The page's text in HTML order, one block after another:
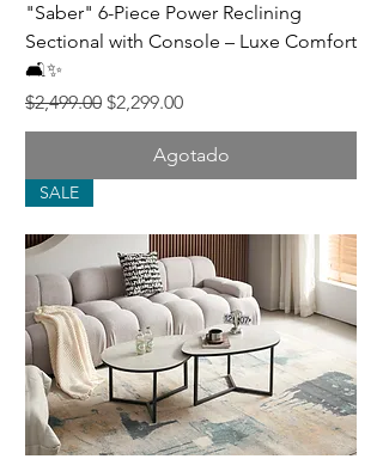
"Saber" 6-Piece Power Reclining
Sectional with Console – Luxe Comfort
🛋️✨
Precio
$2,499.00 Precio de oferta
$2,299.00
Agotado
SALE